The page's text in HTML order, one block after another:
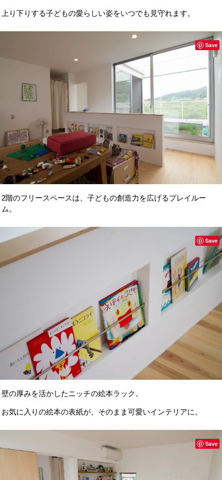
上り下りする子どもの愛らしい姿をいつでも見守れます。
2階のフリースペースは、子どもの創造力を広げるプレイルー
ム。
Save
壁の厚みを活かしたニッチの絵本ラック。
お気に入りの絵本の表紙が、そのまま可愛いインテリアに。
Save
Save